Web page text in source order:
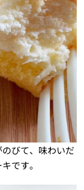
びて、味わいだ
です。